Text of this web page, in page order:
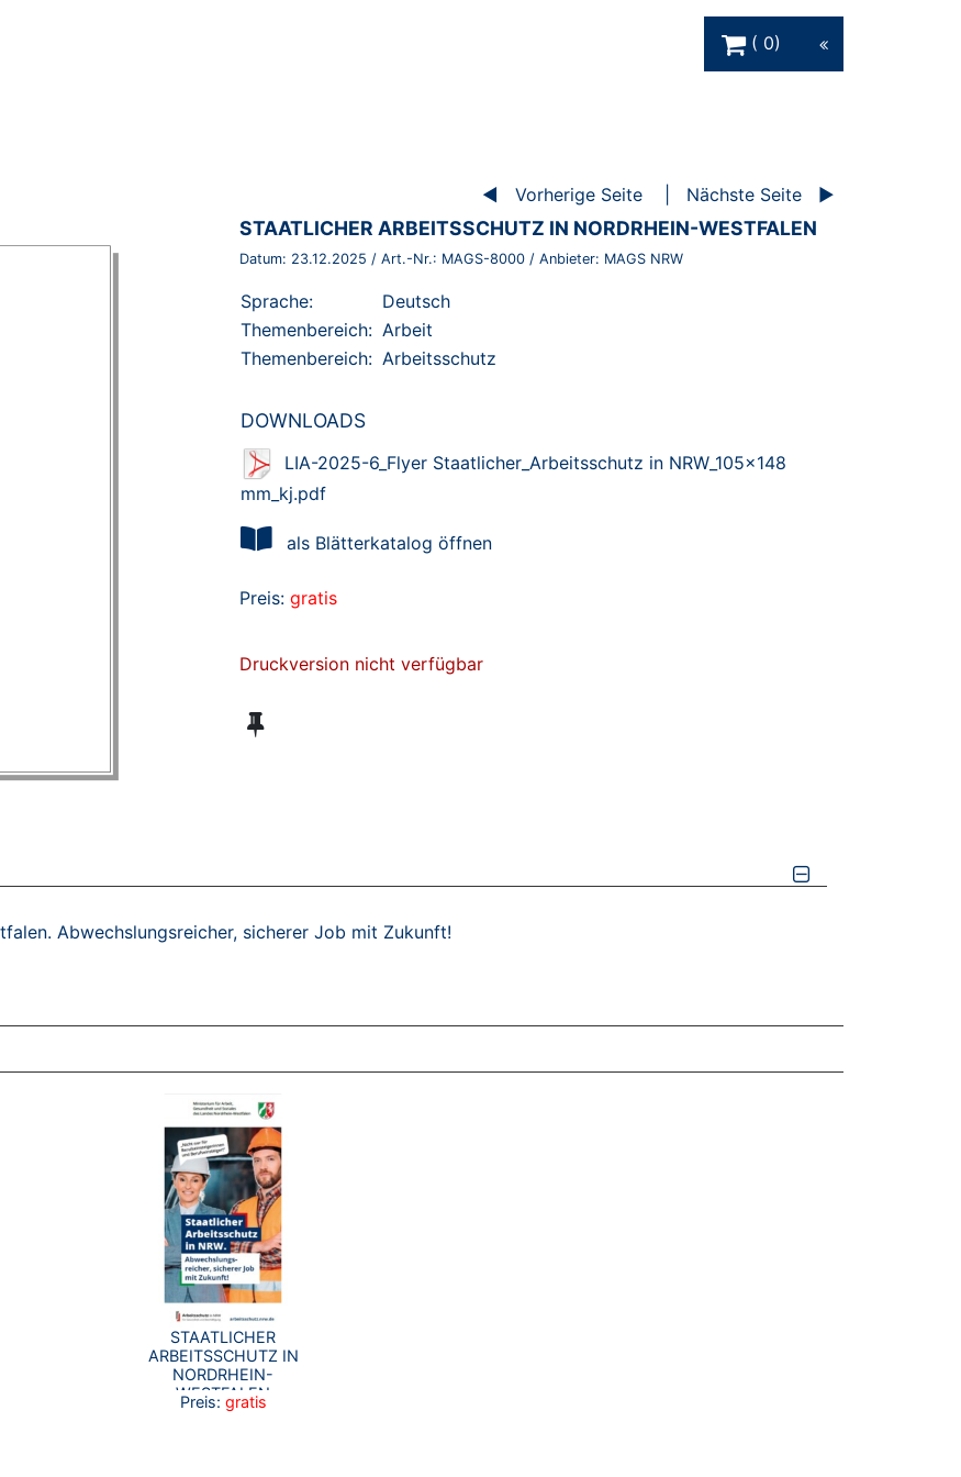
0
Vorherige Seite Nächste Seite
BROSCHÜRE:
STAATLICHER ARBEITSSCHUTZ IN NORDRHEIN-WESTFALEN
Datum: 23.12.2025 / Art.-Nr.: MAGS-8000 / Anbieter: MAGS NRW
Sprache:
Deutsch
Themenbereich: Arbeit
Themenbereich: Arbeitsschutz
DOWNLOADS
LIA-2025-6_Flyer Staatlicher_Arbeitsschutz in NRW_105x148
mm_kj.pdf
als Blätterkatalog öffnen
Preis: gratis
Druckversion nicht verfügbar
Abwechslungsreicher, sicherer Job mit Zukunft!
BROSCHÜREN
STAATLICHER
ARBEITSSCHUTZ IN
NORDRHEIN-
WESTFALEN
Preis: gratis